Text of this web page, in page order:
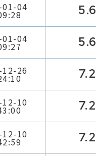
01-04 5.6
01-04 5.6
26 7.2
10 7.2
10 7.2